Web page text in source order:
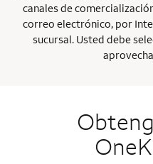
canales de
correo electrónico, por
sucursal. Usted debe